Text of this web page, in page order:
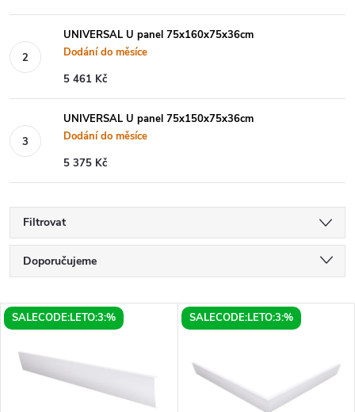
UNIVERSAL U panel 75x160x75x36cm
Dodání do měsíce
5 461 Kč
UNIVERSAL U panel 75x150x75x36cm
Dodání do měsíce
5 375 Kč
Filtrovat
Ř
a
z
e
Doporučujeme
Nejdražší
Nejprodávanější
Abecedně
V
ý
SALECODE:LETO:3:% SALECODE:LETO:3:%